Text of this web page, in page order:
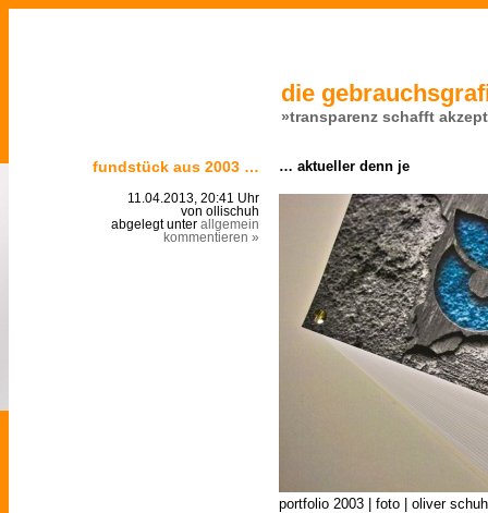
die
»transparenz schafft
fundstück aus 2003 …
11.04.2013, 20:41 Uhr
von ollischuh
abgelegt unter allgemein
kommentieren »
… aktueller denn je
portfolio 2003 | foto | oliver schuh